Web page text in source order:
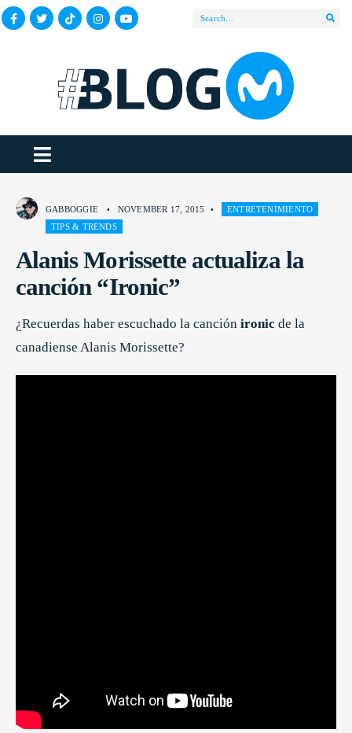
GABBOGGIE • NOVEMBER 17, 2015 •
ENTRETENIMIENTO
TIPS & TRENDS
Alanis Morissette actualiza la
canción “Ironic”
¿Recuerdas haber escuchado la canción ironic de la
canadiense Alanis Morissette?